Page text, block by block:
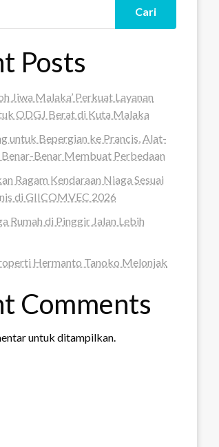
Cari
Posts
Jiwa Malaka’ Perkuat Layanan
ODGJ Berat di Kuta Malaka
untuk Bepergian ke Prancis, Alat-
Benar Membuat Perbedaan
Ragam Kendaraan Niaga Sesuai
di GIICOMVEC 2026
Rumah di Pinggir Jalan Lebih
Hermanto Tanoko Melonjak
Comments
untuk ditampilkan.